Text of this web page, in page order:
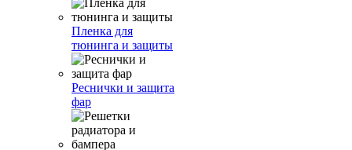
Пленка для
тюнинга и защиты
Реснички и защита
фар